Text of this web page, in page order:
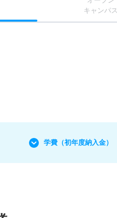
キャンパス
学費 （初年度納入金）